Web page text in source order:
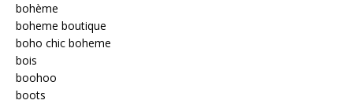
bohème
boheme boutique
boho chic boheme
bois
boohoo
boots